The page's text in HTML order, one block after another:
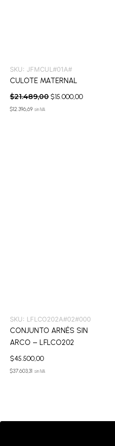
SKU: JFMCUL#01A#
CULOTE MATERNAL
$21.489,00 $15.000,00
$12.396,69 sin IVA
SKU: LFLCO202A#02#000
CONJUNTO ARNÉS SIN
ARCO – LFLCO202
$45.500,00
$37.603,31 sin IVA